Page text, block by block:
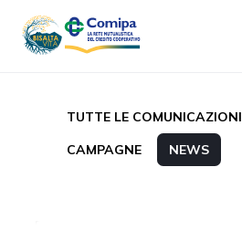
TUTTE LE COMUNICAZIONI
CAMPAGNE NEWS